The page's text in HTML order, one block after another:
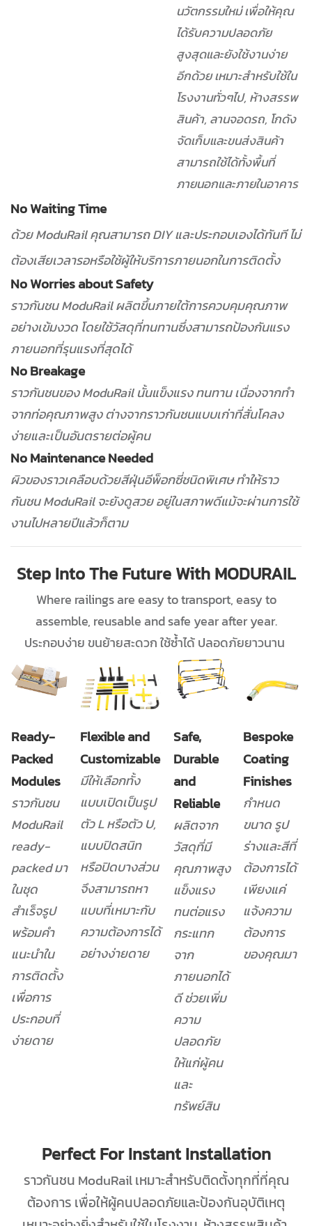
นวัตกรรมใหม่ เพื่อให้คุณ
ได้รับความปลอดภัย
สูงสุดและยังใช้งานง่าย
อีกด้วยเหมาะสำหรับใช้ใน
โรงงานทั่วๆไป, ห้างสรรพ
สินค้า, ลานจอดรถ, โกดัง
จัดเก็บและขนส่งสินค้า
สามารถใช้ได้ทั้งพื้นที่
ภายนอกและภายในอาคาร
No Waiting Time
ด้วย ModuRail คุณสามารถ DIY และประกอบเองได้ทันที ไม่
ต้องเสียเวลารอหรือใช้ผู้ให้บริการภายนอกในการติดตั้ง
No Worries about Safety
ราวกันชน ModuRail ผลิตขึ้นภายใต้การควบคุมคุณภาพ
อย่างเข้มงวด โดยใช้วัสดุที่ทนทานซึ่งสามารถป้องกันแรง
ภายนอกที่รุนแรงที่สุดได้
No Breakage
ราวกันชนของ ModuRail นั้นแข็งแรง ทนทาน เนื่องจากทำ
จากท่อคุณภาพสูง ต่างจากราวกันชนแบบเก่าที่สั่นโคลง
ง่ายและเป็นอันตรายต่อผู้คน
No Maintenance Needed
ผิวของราวเคลือบด้วยสีฝุ่นอีพ็อกซี่ชนิดพิเศษ ทำให้ราว
กันชน ModuRail จะยังดูสวย อยู่ในสภาพดีแม้จะผ่านการใช้
งานไปหลายปีแล้วก็ตาม
Step Into The Future With MODURAIL
Where railings are easy to transport, easy to
assemble, reusable and safe year after year.
ประกอบง่าย ขนย้ายสะดวก ใช้ซ้ำได้ ปลอดภัยยาวนาน
Ready-
Packed
Modules
ราวกันชน
ModuRail
ready-
packed มา
ในชุด
สำเร็จรูป
พร้อมคำ
แนะนำใน
การติดตั้ง
เพื่อการ
ประกอบที่
ง่ายดาย
Flexible and
Customizable
มีให้เลือกทั้ง
แบบเปิดเป็นรูป
ตัว L หรือตัว U,
แบบปิดสนิท
หรือปิดบางส่วน
จึงสามารถหา
แบบที่เหมาะกับ
ความต้องการได้
อย่างง่ายดาย
Safe,
Durable
and
Reliable
ผลิตจาก
วัสดุที่มี
คุณภาพสูง
แข็งแรง
ทนต่อแรง
กระแทก
จาก
ภายนอกได้
ดี ช่วยเพิ่ม
ความ
ปลอดภัย
ให้แก่ผู้คน
และ
ทรัพย์สิน
Bespoke
Coating
Finishes
กำหนด
ขนาด รูป
ร่างและสีที่
ต้องการได้
เพียงแค่
แจ้งความ
ต้องการ
ของคุณมา
Perfect For Instant Installation
ราวกันชน ModuRail เหมาะสำหรับติดตั้งทุกที่ที่คุณ
ต้องการ เพื่อให้ผู้คนปลอดภัยและป้องกันอุบัติเหตุ